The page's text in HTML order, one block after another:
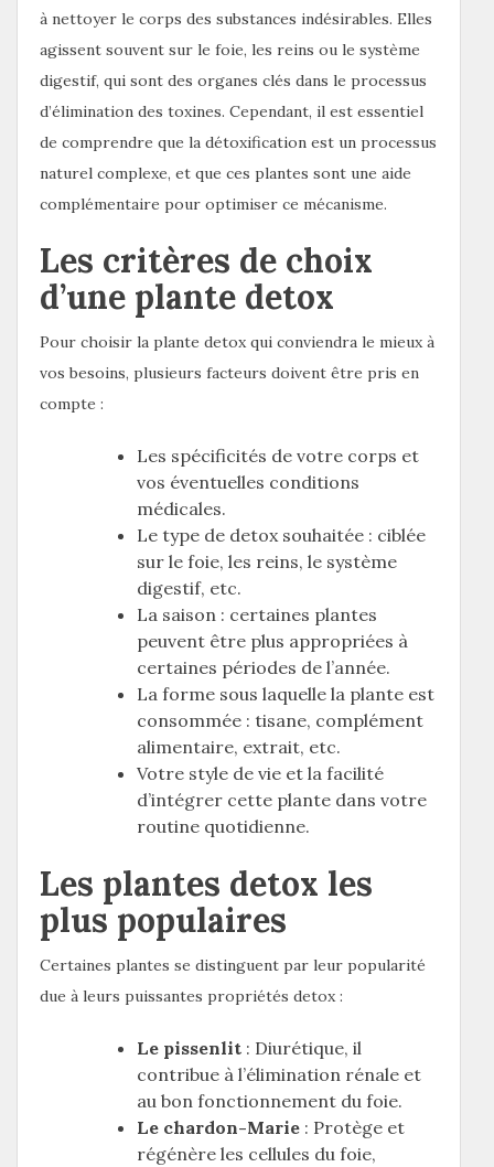
à nettoyer le corps des substances indésirables. Elles
agissent souvent sur le foie, les reins ou le système
digestif, qui sont des organes clés dans le processus
d’élimination des toxines. Cependant, il est essentiel
de comprendre que la détoxification est un processus
naturel complexe, et que ces plantes sont une aide
complémentaire pour optimiser ce mécanisme.
Les critères de choix
d’une plante detox
Pour choisir la plante detox qui conviendra le mieux à
vos besoins, plusieurs facteurs doivent être pris en
compte :
Les spécificités de votre corps et
vos éventuelles conditions
médicales.
Le type de detox souhaitée : ciblée
sur le foie, les reins, le système
digestif, etc.
La saison : certaines plantes
peuvent être plus appropriées à
certaines périodes de l’année.
La forme sous laquelle la plante est
consommée : tisane, complément
alimentaire, extrait, etc.
Votre style de vie et la facilité
d’intégrer cette plante dans votre
routine quotidienne.
Les plantes detox les
plus populaires
Certaines plantes se distinguent par leur popularité
due à leurs puissantes propriétés detox :
Le pissenlit : Diurétique, il
contribue à l’élimination rénale et
au bon fonctionnement du foie.
Le chardon-Marie : Protège et
régénère les cellules du foie,